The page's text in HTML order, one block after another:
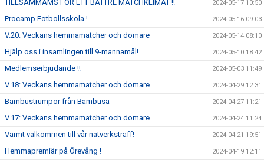
TILLSAMMAMS FÖR ETT BÄTTRE MATCHKLIMAT !! 2024-05-17 10:50
Procamp Fotbollsskola ! 2024-05-16 09:03
V.20: Veckans hemmamatcher och domare 2024-05-14 08:10
Hjälp oss i insamlingen till 9-mannamål! 2024-05-10 18:42
Medlemserbjudande !! 2024-05-03 11:49
V.18: Veckans hemmamatcher och domare 2024-04-29 12:31
Bambustrumpor från Bambusa 2024-04-27 11:21
V.17: Veckans hemmamatcher och domare 2024-04-24 11:24
Varmt välkommen till vår nätverksträff! 2024-04-21 19:51
Hemmapremiär på Örevång ! 2024-04-19 12:11